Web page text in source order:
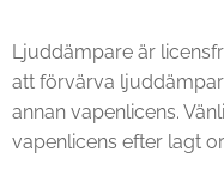
Ljuddämpare är
att förvärva
annan vapenlicens.
vapenlicens efter lagt